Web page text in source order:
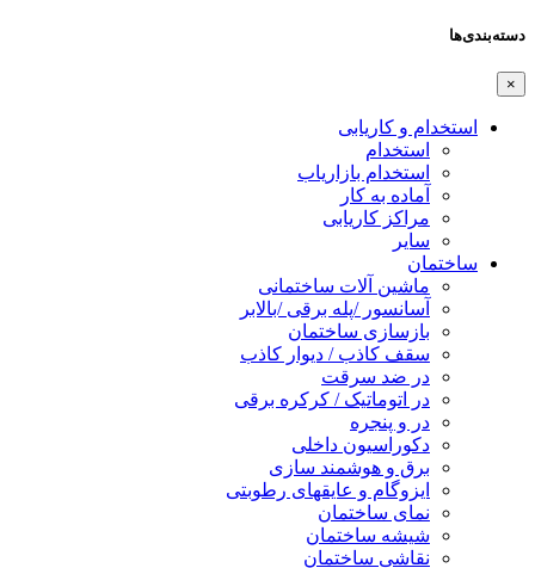
دسته‌بندی‌ها
×
استخدام و کاریابی
استخدام
استخدام بازاریاب
آماده به کار
مراکز کاریابی
سایر
ساختمان
ماشین آلات ساختمانی
آسانسور /پله برقی /بالابر
بازسازی ساختمان
سقف کاذب / دیوار کاذب
در ضد سرقت
در اتوماتیک / کرکره برقی
در و پنجره
دکوراسیون داخلی
برق و هوشمند سازی
ایزوگام و عایقهای رطوبتی
نمای ساختمان
شیشه ساختمان
نقاشی ساختمان